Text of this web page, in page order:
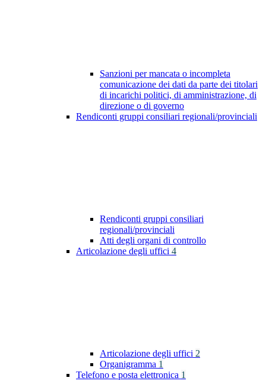
Sanzioni per mancata o incompleta
comunicazione dei dati da parte dei titolari
di incarichi politici, di amministrazione, di
direzione o di governo
Rendiconti gruppi consiliari regionali/provinciali
Rendiconti gruppi consiliari
regionali/provinciali
Atti degli organi di controllo
Articolazione degli uffici 4
Articolazione degli uffici 2
Organigramma 1
Telefono e posta elettronica 1